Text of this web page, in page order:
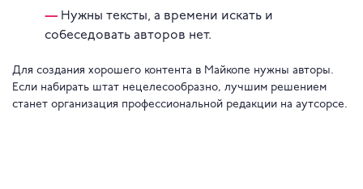
Нужны тексты, а времени искать и
собеседовать авторов нет.
Для создания хорошего контента в Майкопе нужны авторы.
Если набирать штат нецелесообразно, лучшим решением
станет организация профессиональной редакции на аутсорсе.